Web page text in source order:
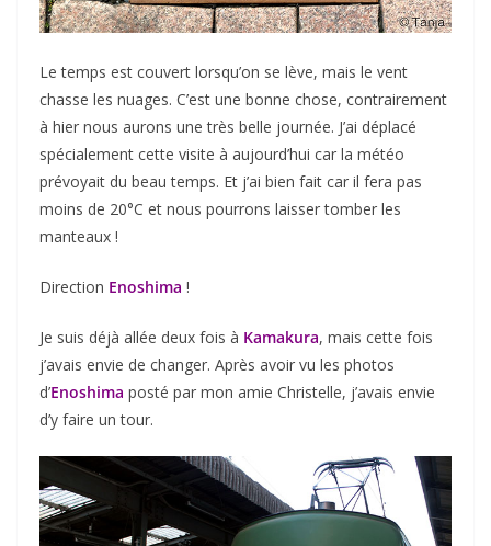
Le temps est couvert lorsqu’on se lève, mais le vent
chasse les nuages. C’est une bonne chose, contrairement
à hier nous aurons une très belle journée. J’ai déplacé
spécialement cette visite à aujourd’hui car la météo
prévoyait du beau temps. Et j’ai bien fait car il fera pas
moins de 20°C et nous pourrons laisser tomber les
manteaux !
Direction Enoshima !
Je suis déjà allée deux fois à Kamakura, mais cette fois
j’avais envie de changer. Après avoir vu les photos
d’Enoshima posté par mon amie Christelle, j’avais envie
d’y faire un tour.